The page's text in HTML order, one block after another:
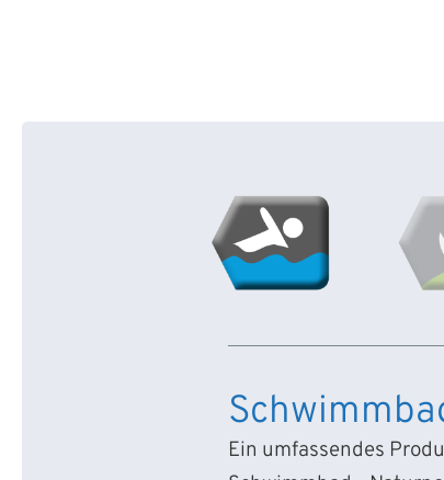
Ein umfassendes